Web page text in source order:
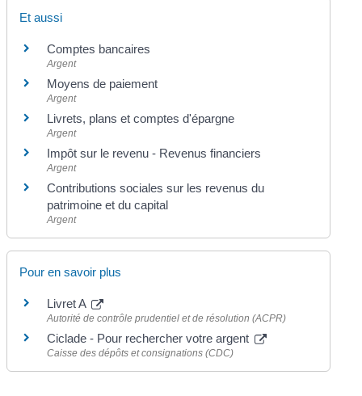
Et aussi
Comptes bancaires
Argent
Moyens de paiement
Argent
Livrets, plans et comptes d'épargne
Argent
Impôt sur le revenu - Revenus financiers
Argent
Contributions sociales sur les revenus du
patrimoine et du capital
Argent
Pour en savoir plus
Livret A
Autorité de contrôle prudentiel et de résolution (ACPR)
Ciclade - Pour rechercher votre argent
Caisse des dépôts et consignations (CDC)